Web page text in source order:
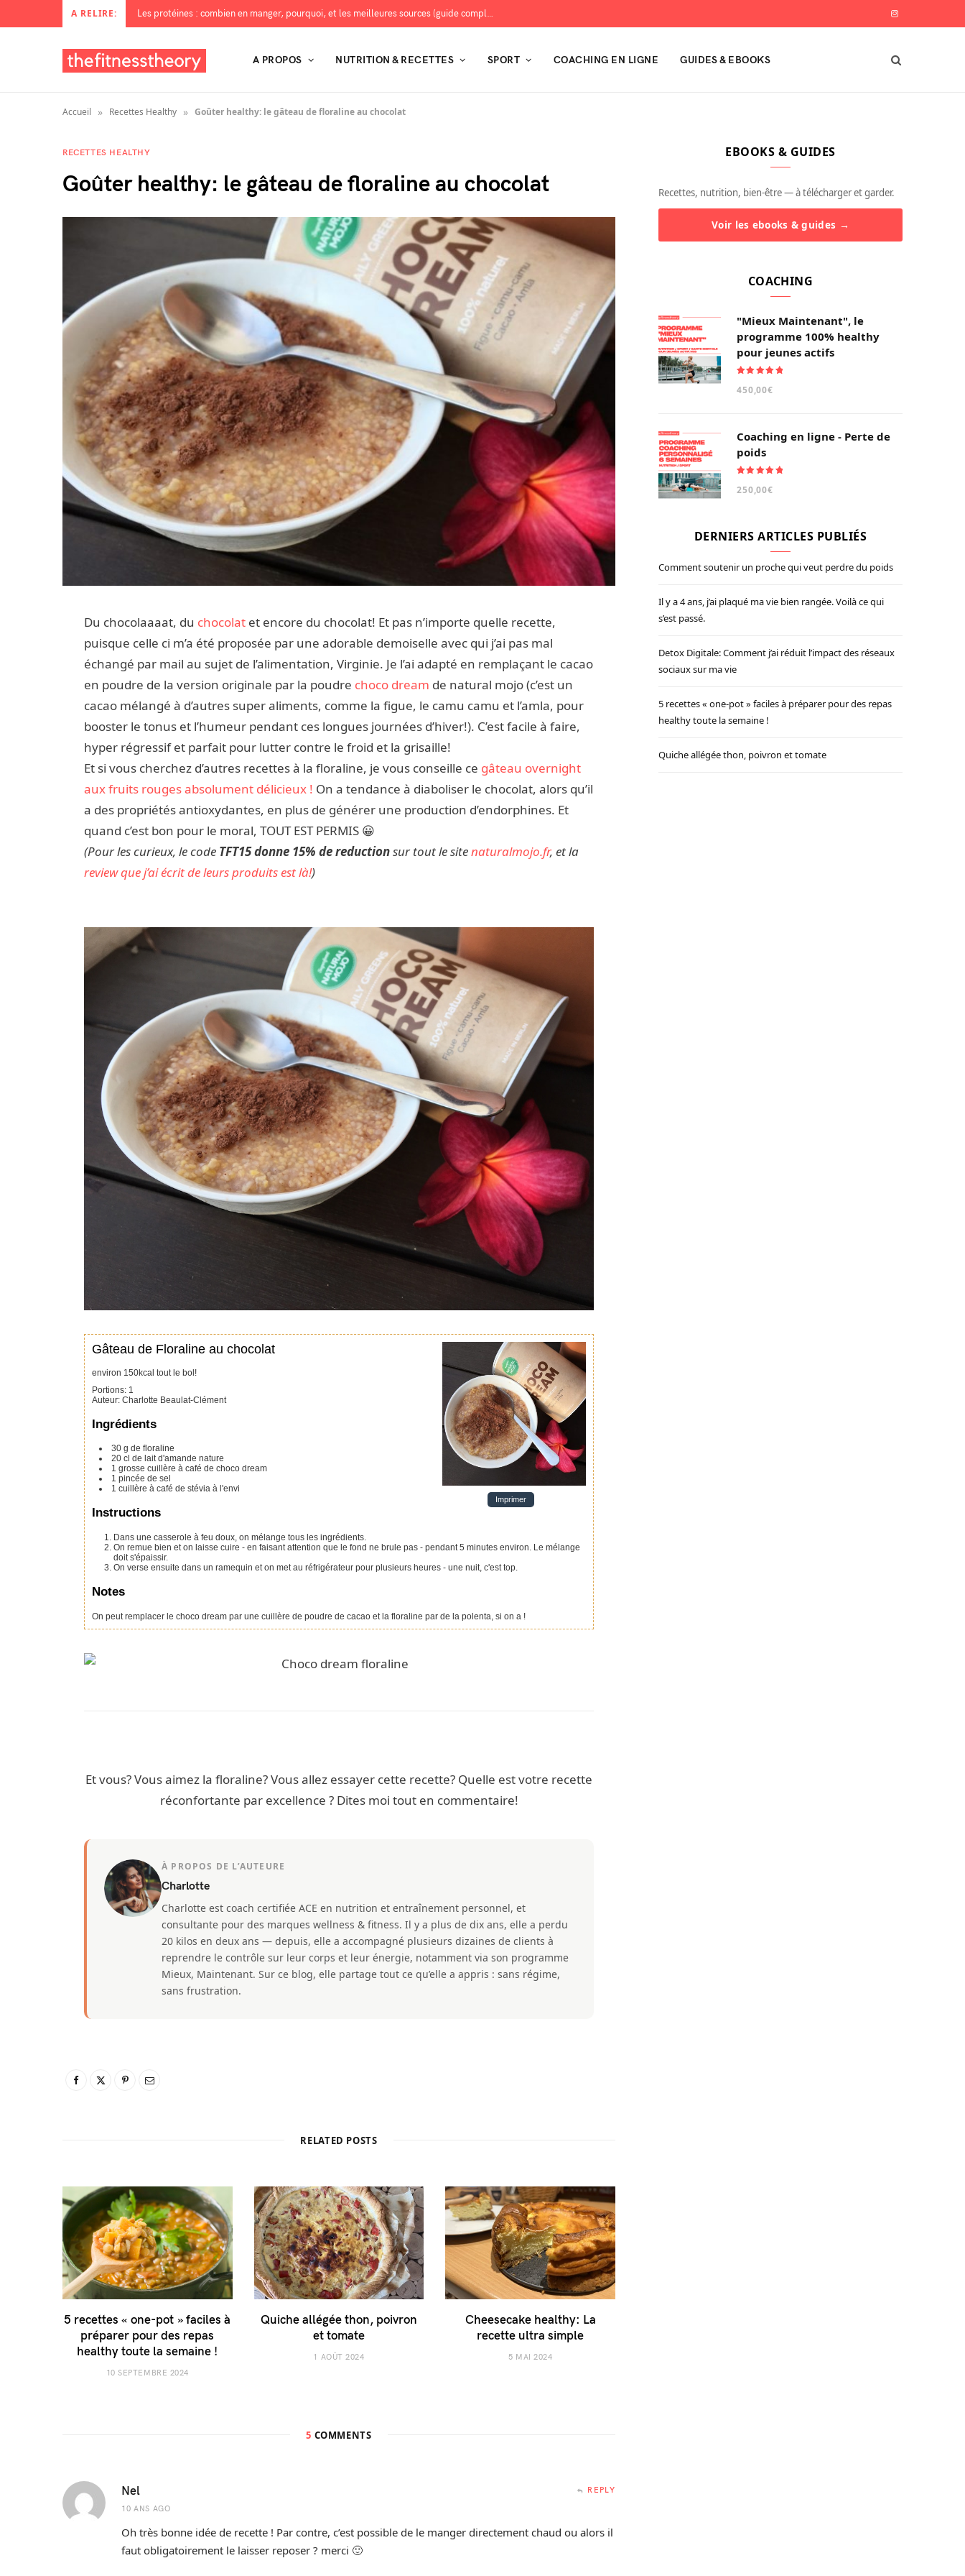
A RELIRE: Les protéines : combien en manger, pourquoi, et les meilleures sources (guide complet) I
s
A PROPOS NUTRITION & RECETTES SPORT COACHING EN LIGNE GUIDES & EBOOKS
Accueil » Recettes Healthy » Goûter healthy: le gâteau de floraline au chocolat
RECETTES HEALTHY
Goûter healthy: le gâteau de floraline au chocolat
Du chocolaaaat, du chocolatet encore du chocolat! Et pas n’importe quelle recette,
puisque celle ci m’a été proposée par une adorable demoiselle avec qui j’ai pas mal
échangé par mail au sujet de l’alimentation, Virginie. Je l’ai adapté en remplaçant le cacao
en poudre de la version originale par la poudre choco dream de natural mojo (c’est un
cacao mélangé à d’autres super aliments, comme la figue, le camu camu et l’amla, pour
booster le tonus et l’humeur pendant ces longues journées d’hiver!). C’est facile à faire,
hyper régressif et parfait pour lutter contre le froid et la grisaille!
Et si vous cherchez d’autres recettes à la floraline, je vous conseille ce gâteau overnight
aux fruits rouges absolument délicieux ! On a tendance à diaboliser le chocolat, alors qu’il
a des propriétés antioxydantes, en plus de générer une production d’endorphines. Et
quand c’est bon pour le moral, TOUT EST PERMIS 😀
(Pour les curieux, le codeTFT15 donne 15% de reductionsur tout le sitenaturalmojo.fr, et la
review que j’ai écrit de leurs produits est là!)
Imprimer
Gâteau de Floraline au chocolat
environ 150kcal tout le bol!
Portions: 1
Auteur: Charlotte Beaulat-Clément
Ingrédients
30 g de floraline
20 cl de lait d'amande nature
1 grosse cuillère à café de choco dream
1 pincée de sel
1 cuillère à café de stévia à l'envi
Instructions
Dans une casserole à feu doux, on mélange tous les ingrédients.
On remue bien et on laisse cuire - en faisant attention que le fond ne brule pas - pendant 5 minutes environ. Le mélange
doit s'épaissir.
On verse ensuite dans un ramequin et on met au réfrigérateur pour plusieurs heures - une nuit, c'est top.
Notes
On peut remplacer le choco dream par une cuillère de poudre de cacao et la floraline par de la polenta, si on a !
Et vous? Vous aimez la floraline? Vous allez essayer cette recette? Quelle est votre recette
réconfortante par excellence ? Dites moi tout en commentaire!
À PROPOS DE L’AUTEURE
Charlotte
Charlotte est coach certifiée ACE en nutrition et entraînement personnel, et
consultante pour des marques wellness & fitness. Il y a plus de dix ans, elle a perdu
20 kilos en deux ans — depuis, elle a accompagné plusieurs dizaines de clients à
reprendre le contrôle sur leur corps et leur énergie, notamment via son programme
Mieux, Maintenant. Sur ce blog, elle partage tout ce qu’elle a appris : sans régime,
sans frustration.
RELATED POSTS
5 recettes « one-pot » faciles à
préparer pour des repas
healthy toute la semaine !
10 SEPTEMBRE 2024
Quiche allégée thon, poivron
et tomate
1 AOÛT 2024
Cheesecake healthy: La
recette ultra simple
5 MAI 2024
5 COMMENTS
Nel
10 ANS AGO
REPLY
Oh très bonne idée de recette ! Par contre, c’est possible de le manger directement chaud ou alors il
faut obligatoirement le laisser reposer ? merci 🙂
EBOOKS & GUIDES
Recettes, nutrition, bien-être — à télécharger et garder.
Voir les ebooks & guides →
COACHING
"Mieux Maintenant", le
programme 100% healthy
pour jeunes actifs
sur 5
450,00€
Coaching en ligne - Perte de
poids
sur 5
250,00€
DERNIERS ARTICLES PUBLIÉS
Comment soutenir un proche qui veut perdre du poids
Il y a 4 ans, j’ai plaqué ma vie bien rangée. Voilà ce qui
s’est passé.
Detox Digitale: Comment j’ai réduit l’impact des réseaux
sociaux sur ma vie
5 recettes « one-pot » faciles à préparer pour des repas
healthy toute la semaine !
Quiche allégée thon, poivron et tomate